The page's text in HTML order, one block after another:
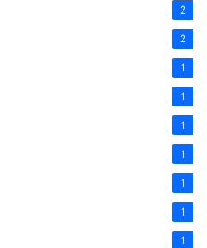
2
2
1
1
1
1
1
1
1